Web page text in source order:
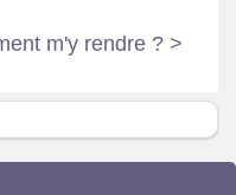
m'y rendre ? >